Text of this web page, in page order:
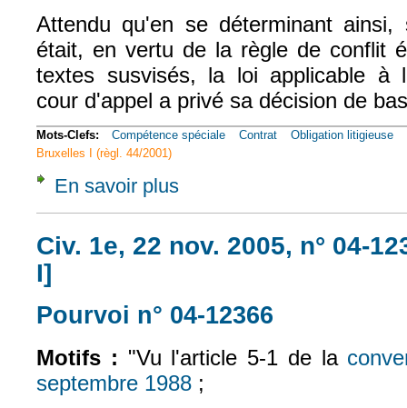
Attendu qu'en se déterminant ainsi,
était, en vertu de la règle de conflit
textes susvisés, la loi applicable à
cour d'appel a privé sa décision de
Mots-Clefs: Compétence spéciale Contrat
Obligation litigieuse
Bruxelles I (règl. 44/2001)
En savoir plus
Civ. 1e, 22 nov. 2005, n° 04-
I]
Pourvoi n° 04-12366
Motifs : "Vu l'article 5-1 de la
septembre 1988 (le lien est externe)
;